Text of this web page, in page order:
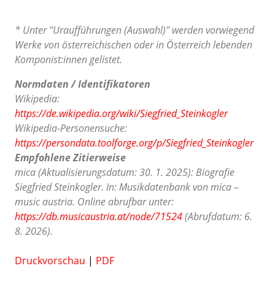
* Unter "Uraufführungen (Auswahl)" werden vorwiegend
Werke von österreichischen oder in Österreich lebenden
Komponist:innen gelistet.
Normdaten / Identifikatoren
Wikipedia:
https://de.wikipedia.org/wiki/Siegfried_Steinkogler
Wikipedia-Personensuche:
https://persondata.toolforge.org/p/Siegfried_Steinkogler
Empfohlene Zitierweise
mica (Aktualisierungsdatum: 30. 1. 2025): Biografie
Siegfried Steinkogler. In: Musikdatenbank von mica –
music austria. Online abrufbar unter:
https://db.musicaustria.at/node/71524(Abrufdatum: 6.
8. 2026).
Druckvorschau | PDF